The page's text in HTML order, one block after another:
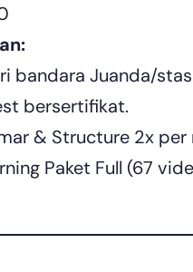
bandara Juanda/
bersertifikat.
& Structure 2x
Paket Full (67